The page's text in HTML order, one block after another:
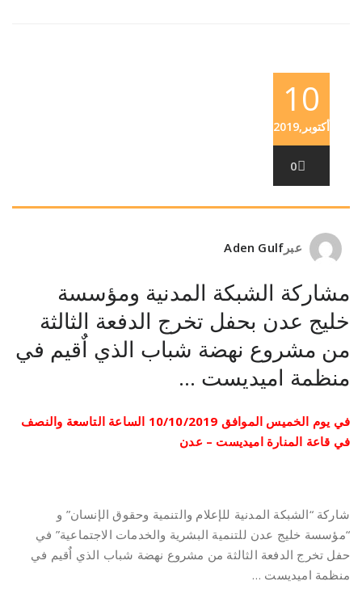
10
أكتوبر,2019
0
عبر Aden Gulf
مشاركة الشبكة المدنية ومؤسسة
خليج عدن بحفل تخرج الدفعة الثالثة
من مشروع نهضة شباب الذي اٌقيم في
منظمة اميديست …
في يوم الخميس الموافق 10/10/2019 الساعة التاسعة والنصف
في قاعة المنارة اميديست – عدن
شاركة “الشبكة المدنية للإعلام والتنمية وحقوق الإنسان” و
“مؤسسة خليج عدن للتنمية البشرية والخدمات الاجتماعية” في
حفل تخرج الدفعة الثالثة من مشروع نهضة شباب الذي اٌقيم في
منظمة اميديست …